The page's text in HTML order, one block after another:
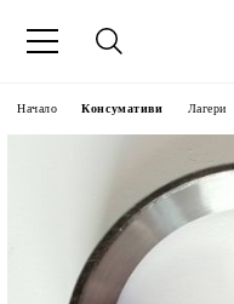
Начало Консумативи Лагери